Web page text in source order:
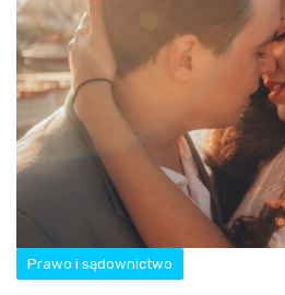
Prawo i sądownictwo